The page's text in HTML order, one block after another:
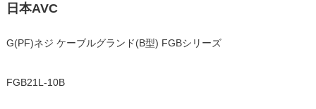
日本AVC
G(PF)ネジ ケーブルグランド(B型) FGBシリーズ
FGB21L-10B